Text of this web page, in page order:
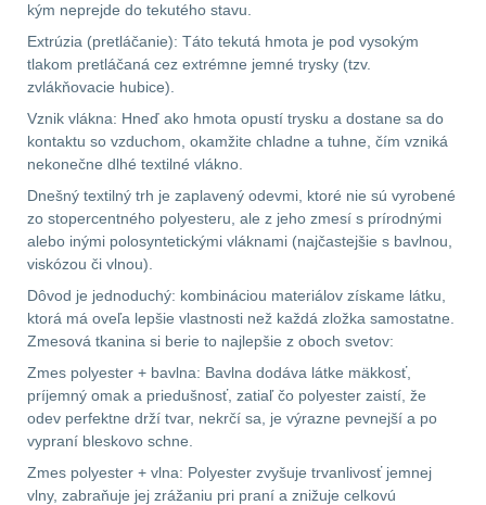
DOPLNKY K
ZBRANIAM(660)
Montáže na zbraň 556
Montáže pro svítilny
18
Boční montáže11
Adaptéry a risery38
180
Montáže na hlaveň
Předpažbí55
kým neprejde do tekutého stavu.
Extrúzia (pretláčanie): Táto tekutá hmota je pod vysokým
tlakom pretláčaná cez extrémne jemné trysky (tzv.
zvlákňovacie hubice).
Vznik vlákna: Hneď ako hmota opustí trysku a dostane sa do
kontaktu so vzduchom, okamžite chladne a tuhne, čím vzniká
nekonečne dlhé textilné vlákno.
Dnešný textilný trh je zaplavený odevmi, ktoré nie sú vyrobené
zo stopercentného polyesteru, ale z jeho zmesí s prírodnými
alebo inými polosyntetickými vláknami (najčastejšie s bavlnou,
viskózou či vlnou).
Dôvod je jednoduchý: kombináciou materiálov získame látku,
ktorá má oveľa lepšie vlastnosti než každá zložka samostatne.
Zmesová tkanina si berie to najlepšie z oboch svetov:
Zmes polyester + bavlna: Bavlna dodáva látke mäkkosť,
príjemný omak a priedušnosť, zatiaľ čo polyester zaistí, že
odev perfektne drží tvar, nekrčí sa, je výrazne pevnejší a po
vypraní bleskovo schne.
Zmes polyester + vlna: Polyester zvyšuje trvanlivosť jemnej
vlny, zabraňuje jej zrážaniu pri praní a znižuje celkovú